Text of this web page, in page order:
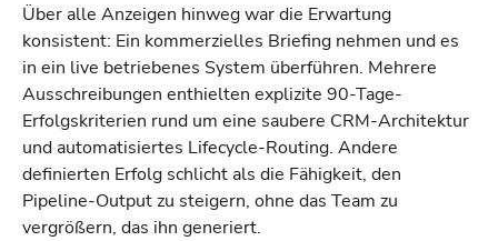
Über alle Anzeigen hinweg war die Erwartung
konsistent: Ein kommerzielles Briefing nehmen und es
in ein live betriebenes System überführen. Mehrere
Ausschreibungen enthielten explizite 90-Tage-
Erfolgskriterien rund um eine saubere CRM-Architektur
und automatisiertes Lifecycle-Routing. Andere
definierten Erfolg schlicht als die Fähigkeit, den
Pipeline-Output zu steigern, ohne das Team zu
vergrößern, das ihn generiert.